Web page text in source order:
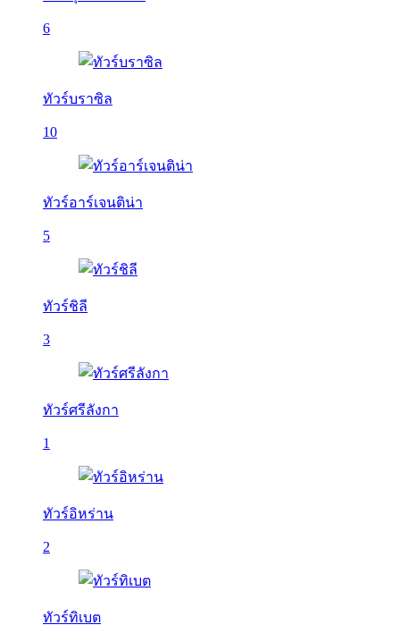
6
ทัวร์บราซิล
10
ทัวร์อาร์เจนติน่า
5
ทัวร์ชิลี
3
ทัวร์ศรีลังกา
1
ทัวร์อิหร่าน
2
ทัวร์ทิเบต